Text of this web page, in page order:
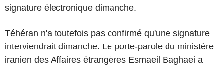
signature électronique dimanche.
Téhéran n'a toutefois pas confirmé qu'une signature
interviendrait dimanche. Le porte-parole du ministère
iranien des Affaires étrangères Esmaeil Baghaei a